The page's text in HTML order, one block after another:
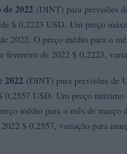
de 2022 (DINT) para previsões
$ 0,2223 USD. Um preço
2022. O preço médio para o
fevereiro de 2022 $ 0,2223,
2022 (DINT) para previsões de
0,2557 USD. Um preço
médio para o mês de
$ 0,2557, variação para